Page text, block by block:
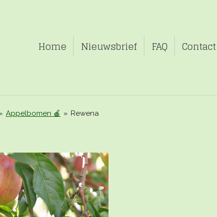
Home Nieuwsbrief FAQ Contact
Appelbomen 🍎 » Rewena